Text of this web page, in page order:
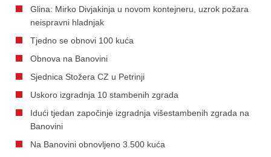
Glina: Mirko Divjakinja u novom kontejneru, uzrok požara
neispravni hladnjak
Tjedno se obnovi 100 kuća
Obnova na Banovini
Sjednica Stožera CZ u Petrinji
Uskoro izgradnja 10 stambenih zgrada
Idući tjedan započinje izgradnja višestambenih zgrada na
Banovini
Na Banovini obnovljeno 3.500 kuća